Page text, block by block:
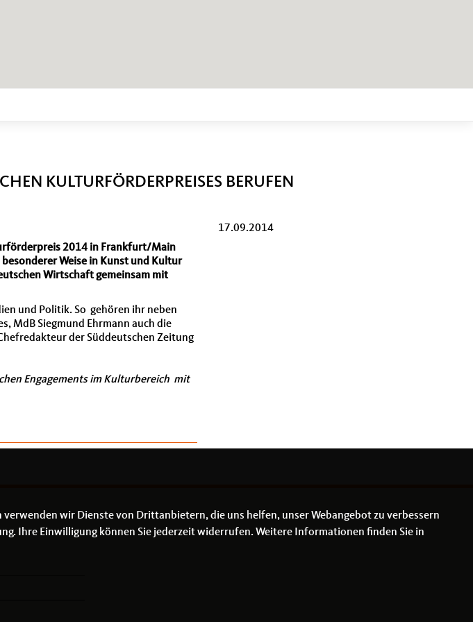
KULTURFÖRDERPREISES BERUFEN
2014 in Frankfurt/Main
Weise in Kunst und Kultur
Wirtschaft gemeinsam mit
und Politik. So gehören ihr neben
MdB Siegmund Ehrmann auch die
der Süddeutschen Zeitung
Engagements im Kulturbereich mit
17.09.2014
wir Dienste von Drittanbietern, die uns helfen, unser Webangebot zu verbessern
Ihre Einwilligung können Sie jederzeit widerrufen. Weitere Informationen finden Sie in